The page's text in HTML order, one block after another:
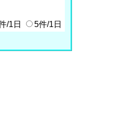
/1日 5件/1日